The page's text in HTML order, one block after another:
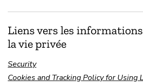
Liens vers les
la vie privée
Security
Cookies and Tracking Policy for Using